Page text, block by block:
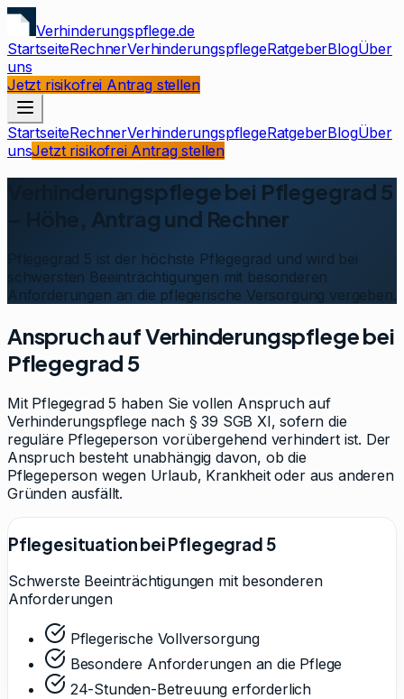
Verhinderungspflege.de
StartseiteRechnerVerhinderungspflegeRatgeberBlogÜber
uns
Jetzt risikofrei Antrag stellen
StartseiteRechnerVerhinderungspflegeRatgeberBlogÜber
unsJetzt risikofrei Antrag stellen
Verhinderungspflege bei Pflegegrad 5
– Höhe, Antrag und Rechner
Pflegegrad 5 ist der höchste Pflegegrad und wird bei
schwersten Beeinträchtigungen mit besonderen
Anforderungen an die pflegerische Versorgung vergeben.
Anspruch auf Verhinderungspflege bei
Pflegegrad 5
Mit Pflegegrad5 haben Sie vollen Anspruch auf
Verhinderungspflege nach § 39 SGB XI, sofern die
reguläre Pflegeperson vorübergehend verhindert ist. Der
Anspruch besteht unabhängig davon, ob die
Pflegeperson wegen Urlaub, Krankheit oder aus anderen
Gründen ausfällt.
Pflegesituation bei Pflegegrad 5
Schwerste Beeinträchtigungen mit besonderen
Anforderungen
Pflegerische Vollversorgung
Besondere Anforderungen an die Pflege
24-Stunden-Betreuung erforderlich